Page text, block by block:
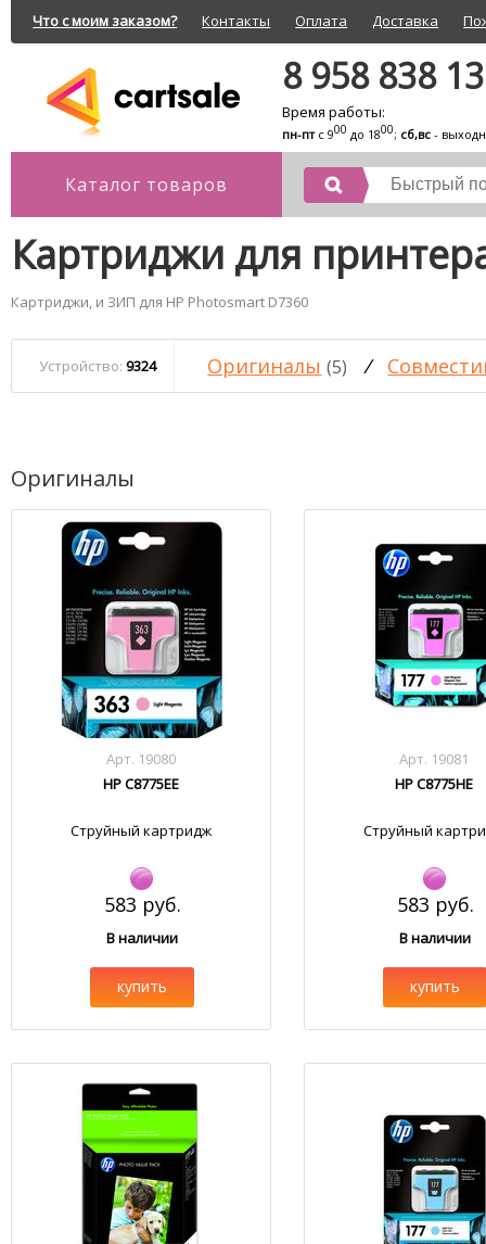
Что с моим заказом? Контакты Оплата Доставка
8 958 838
Время работы:
пн-птс 900 до 1800; сб,вс -
Каталог товаров
Картриджи для
Картриджи, и ЗИП для HP Photosmart D7360
Устройство: 9324 Оригиналы (5) /
Оригиналы
Арт. 19080
HP C8775EE
Струйный картридж
583 руб.
В наличии
купить
Арт. 19081
HP C8775HE
Струйный
583 руб.
В наличии
купить